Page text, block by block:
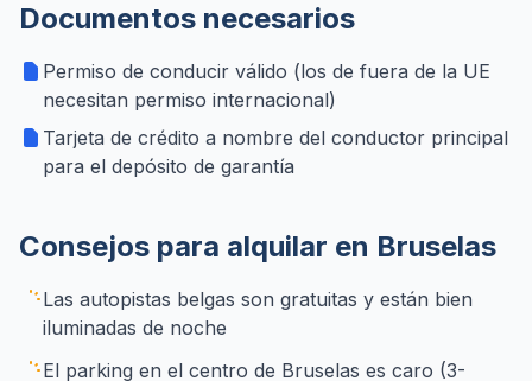
Documentos necesarios
Permiso de conducir válido (los de fuera de la UE
necesitan permiso internacional)
Tarjeta de crédito a nombre del conductor principal
para el depósito de garantía
Consejos para alquilar en Bruselas
Las autopistas belgas son gratuitas y están bien
iluminadas de noche
El parking en el centro de Bruselas es caro (3-